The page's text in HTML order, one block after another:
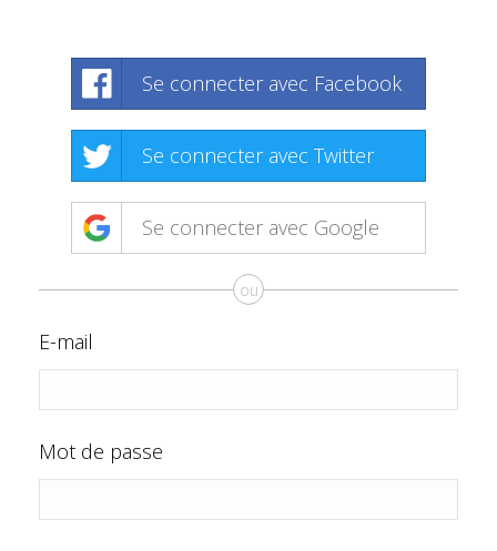
Se connecter avec Facebook
Se connecter avec Twitter
Se connecter avec Google
ou
E-mail
Mot de passe